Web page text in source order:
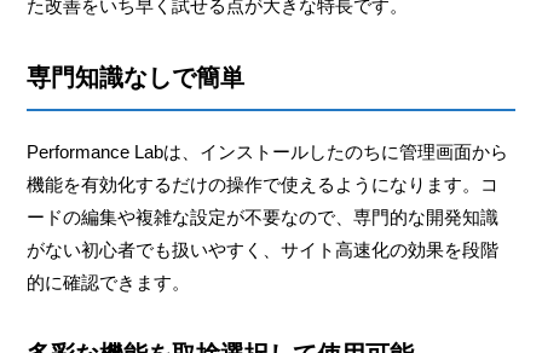
た改善をいち早く試せる点が大きな特長です。
専門知識なしで簡単
Performance Labは、インストールしたのちに管理画面から
機能を有効化するだけの操作で使えるようになります。コ
ードの編集や複雑な設定が不要なので、専門的な開発知識
がない初心者でも扱いやすく、サイト高速化の効果を段階
的に確認できます。